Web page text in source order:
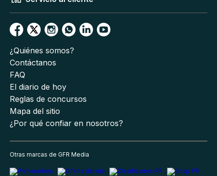
¿Quiénes somos?
Contáctanos
FAQ
El diario de hoy
Reglas de concursos
Mapa del sitio
¿Por qué confiar en nosotros?
Otras marcas de GFR Media